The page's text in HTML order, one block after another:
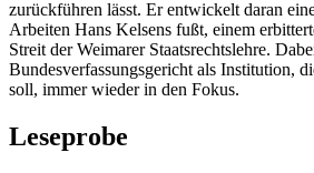
zurückführen lässt. Er entwickelt daran
Arbeiten Hans Kelsens fußt, einem
Streit der Weimarer Staatsrechtslehre.
Bundesverfassungsgericht als Institution,
soll, immer wieder in den Fokus.
Leseprobe